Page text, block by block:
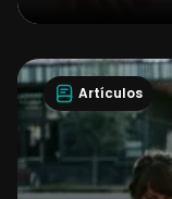
Artículos